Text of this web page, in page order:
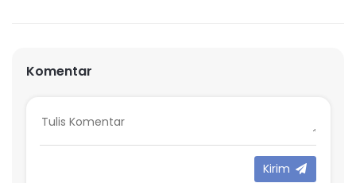
Komentar
Kirim